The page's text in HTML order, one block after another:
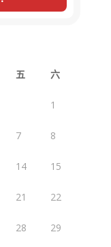
五 六
1
7 8
14 15
21 22
28 29